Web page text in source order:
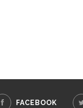
FACEBOOK